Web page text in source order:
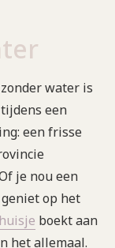
water is
een
een frisse
je nou een
op het
boekt aan
het allemaal.